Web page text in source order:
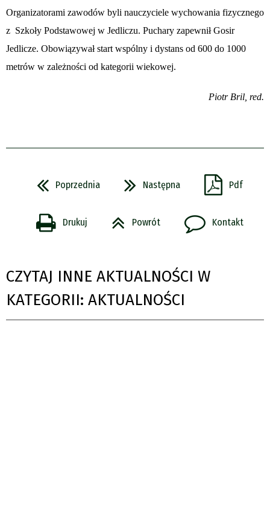
Organizatorami zawodów byli nauczyciele wychowania fizycznego
z Szkoły Podstawowej w Jedliczu. Puchary zapewnił Gosir
Jedlicze. Obowiązywał start wspólny i dystans od 600 do 1000
metrów w zależności od kategorii wiekowej.
Piotr Bril, red.
Poprzednia Następna Pdf
Drukuj Powrót Kontakt
CZYTAJ INNE AKTUALNOŚCI W
KATEGORII: AKTUALNOŚCI